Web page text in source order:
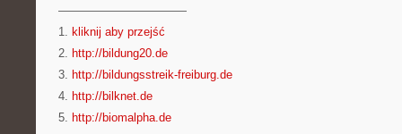
———————————
1. kliknij aby przejść
2. http://bildung20.de
3. http://bildungsstreik-freiburg.de
4. http://bilknet.de
5. http://biomalpha.de